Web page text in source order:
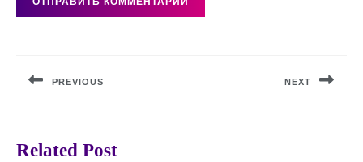
записям
PREVIOUS NEXT
Related Post